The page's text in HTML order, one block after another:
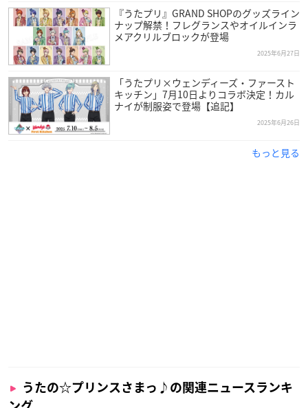
『うたプリ』GRAND SHOPのグッズライン
ナップ解禁！フレグランスやオイルインラ
メアクリルブロックが登場
2025年6月27日
「うたプリ×ウェンディーズ・ファースト
キッチン」7月10日よりコラボ決定！カル
ナイが制服姿で登場【追記】
2025年6月26日
もっと見る
うたの☆プリンスさまっ♪の関連ニュースランキ